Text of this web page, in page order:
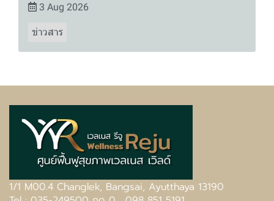
3 Aug 2026
ข่าวสาร
1/1 M00.4 Changlek, Bangsai, Ayutthaya 13190